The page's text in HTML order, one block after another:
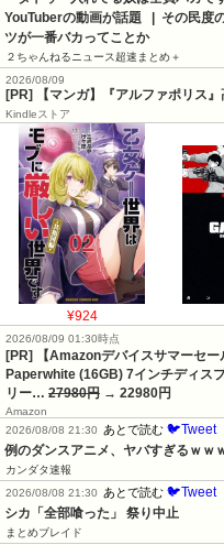
YouTuberの動画が話題   |  その民度
ツが一番バカってことか
２ちゃんねるニュース超速まとめ＋
2026/08/09
[PR] 【マンガ】『アルファポリス
Kindleストア
¥924
2026/08/09 01:30時点
[PR] 【Amazonデバイスサマーセ
Paperwhite (16GB) 7インチディス
リー… 27980円 → 22980円
Amazon
2026/08/08 21:30
あとで読む 🐦Tweet
例のダンスアニメ、ヤバすぎるｗｗ
カンダタ速報
2026/08/08 21:30
あとで読む 🐦Tweet
シカ「全部喰った」 祭り中止
まとめブレイド